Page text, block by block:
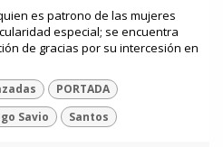
es patrono de las mujeres
especial; se encuentra
de gracias por su intercesión en
PORTADA
Savio Santos